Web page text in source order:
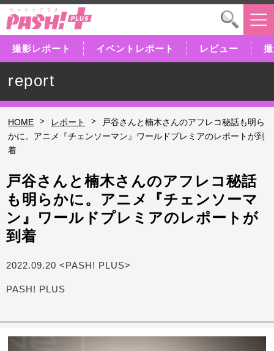
撮影レポート イベントレポート レビュー
report
HOME > レポート >
戸谷さんと楠木さんのアフレコ秘話も明ら
かに。アニメ『チェンソーマン』ワールドプレミアのレポートが到
着
戸谷さんと楠木さんのアフレコ秘話
も明らかに。アニメ『チェンソーマ
ン』ワールドプレミアのレポートが
到着
2022.09.20 <PASH! PLUS>
PASH! PLUS